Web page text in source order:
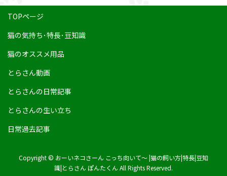
TOPページ
猫の気持ち･特長･豆知識
猫のオススメ用品
とらさん動画
とらさんの日常記事
とらさんの生い立ち
日常過去記事
Copyright © おーいネコさーん こっち向いて～ |猫の飼い方|特長|豆知
識|とらさん ぽんたくん All Rights Reserved.